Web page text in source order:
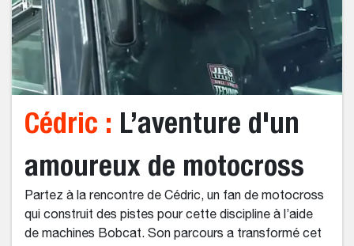
Cédric : L’aventure d'un
amoureux de motocross
Partez à la rencontre de Cédric, un fan de motocross
qui construit des pistes pour cette discipline à l’aide
de machines Bobcat. Son parcours a transformé cet